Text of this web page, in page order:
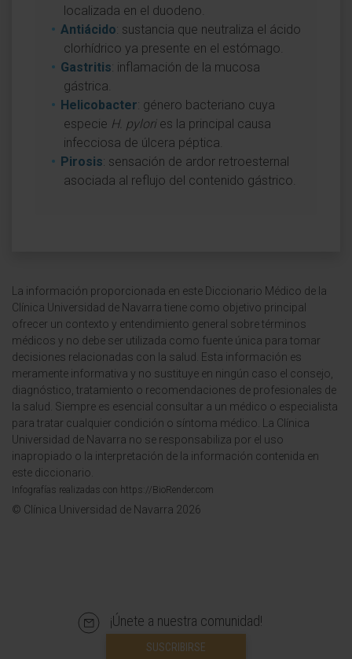
localizada en el duodeno.
Antiácido: sustancia que neutraliza el ácido
clorhídrico ya presente en el estómago.
Gastritis: inflamación de la mucosa
gástrica.
Helicobacter: género bacteriano cuya
especie H. pylories la principal causa
infecciosa de úlcera péptica.
Pirosis: sensación de ardor retroesternal
asociada al reflujo del contenido gástrico.
La información proporcionada en este Diccionario Médico de la
Clínica Universidad de Navarra tiene como objetivo principal
ofrecer un contexto y entendimiento general sobre términos
médicos y no debe ser utilizada como fuente única para tomar
decisiones relacionadas con la salud. Esta información es
meramente informativa y no sustituye en ningún caso el consejo,
diagnóstico, tratamiento o recomendaciones de profesionales de
la salud. Siempre es esencial consultar a un médico o especialista
para tratar cualquier condición o síntoma médico. La Clínica
Universidad de Navarra no se responsabiliza por el uso
inapropiado o la interpretación de la información contenida en
este diccionario.
Infografías realizadas con https://BioRender.com
© Clínica Universidad de Navarra 2026
¡Únete a nuestra comunidad!
SUSCRIBIRSE